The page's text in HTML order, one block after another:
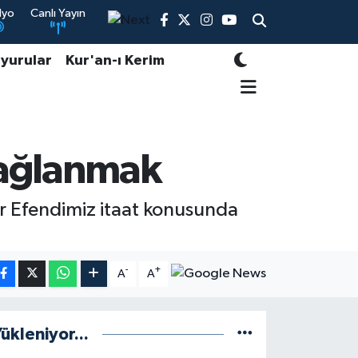
Canlı Yayın
Kur'an-ı Kerim
Efendimiz itaat konusunda
A- A+